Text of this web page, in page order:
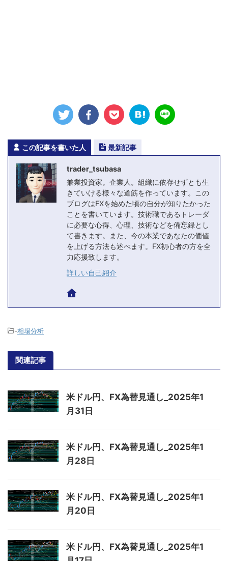
この記事を書いた人 最新記事
trader_tsubasa
兼業投資家。企業人。組織に依存せずとも生
きていける様々な道筋を作っています。この
ブログはFXを始めた頃の自分が知りたかった
ことを書いています。技術職であるトレーダ
に必要な心得、心理、技術などを備忘録とし
て書きます。また、今の本業であなたの価値
を上げる方法も述べます。FX初心者の方を全
力応援致します。
詳しい自己紹介
-相場分析
関連記事
米ドル円、FX為替見通し_2025年1
月31日
米ドル円、FX為替見通し_2025年1
月28日
米ドル円、FX為替見通し_2025年1
月20日
米ドル円、FX為替見通し_2025年1